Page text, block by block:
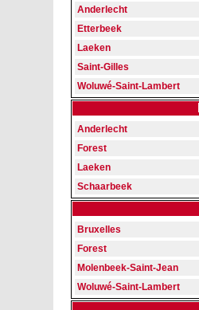
Anderlecht
Etterbeek
Laeken
Saint-Gilles
Woluwé-Saint-Lambert
Anderlecht
Forest
Laeken
Schaarbeek
Bruxelles
Forest
Molenbeek-Saint-Jean
Woluwé-Saint-Lambert